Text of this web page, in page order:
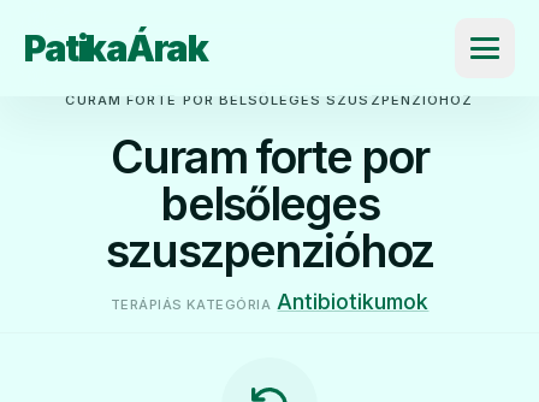
PatikaÁrak
CURAM FORTE POR BELSŐLEGES SZUSZPENZIÓHOZ
Curam forte por
belsőleges
szuszpenzióhoz
TERÁPIÁS KATEGÓRIA Antibiotikumok